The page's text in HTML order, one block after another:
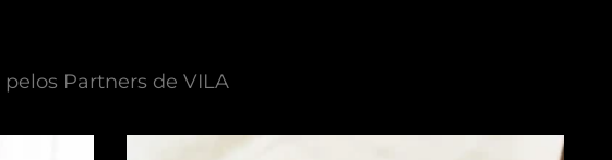
Partners de VILA